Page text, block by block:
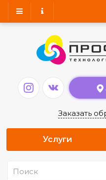
Заказать
Услуги